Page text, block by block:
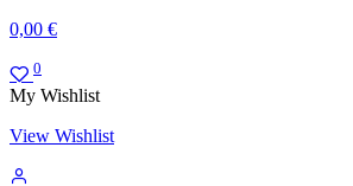
0,00 €
0
My Wishlist
View Wishlist